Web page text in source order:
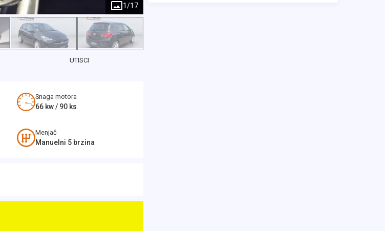
1/17
UTISCI
Snaga motora
66 kw / 90 ks
Menjač
Manuelni 5 brzina